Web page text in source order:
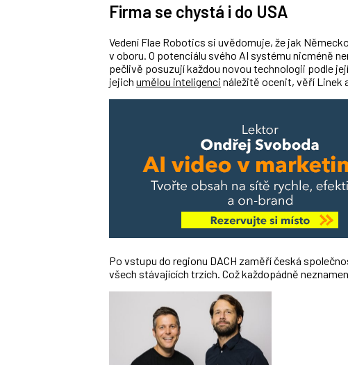
Firma se chystá i do USA
Vedení Flae Robotics si uvědomuje, že jak
v oboru. O potenciálu svého AI systému nicméně
pečlivě posuzují každou novou technologii podle
jejich umělou inteligenci náležitě ocenit, věří Linek
Po vstupu do regionu DACH zaměří česká
všech stávajících trzích. Což každopádně